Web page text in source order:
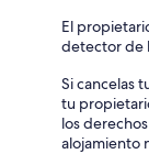
El
detector de
Si cancelas
tu
los
alojamiento